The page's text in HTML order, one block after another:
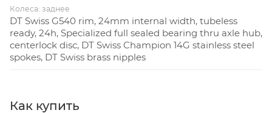
Колеса: заднее
DT Swiss G540 rim, 24mm internal width, tubeless
ready, 24h, Specialized full sealed bearing thru axle hub,
centerlock disc, DT Swiss Champion 14G stainless steel
spokes, DT Swiss brass nipples
Как купить